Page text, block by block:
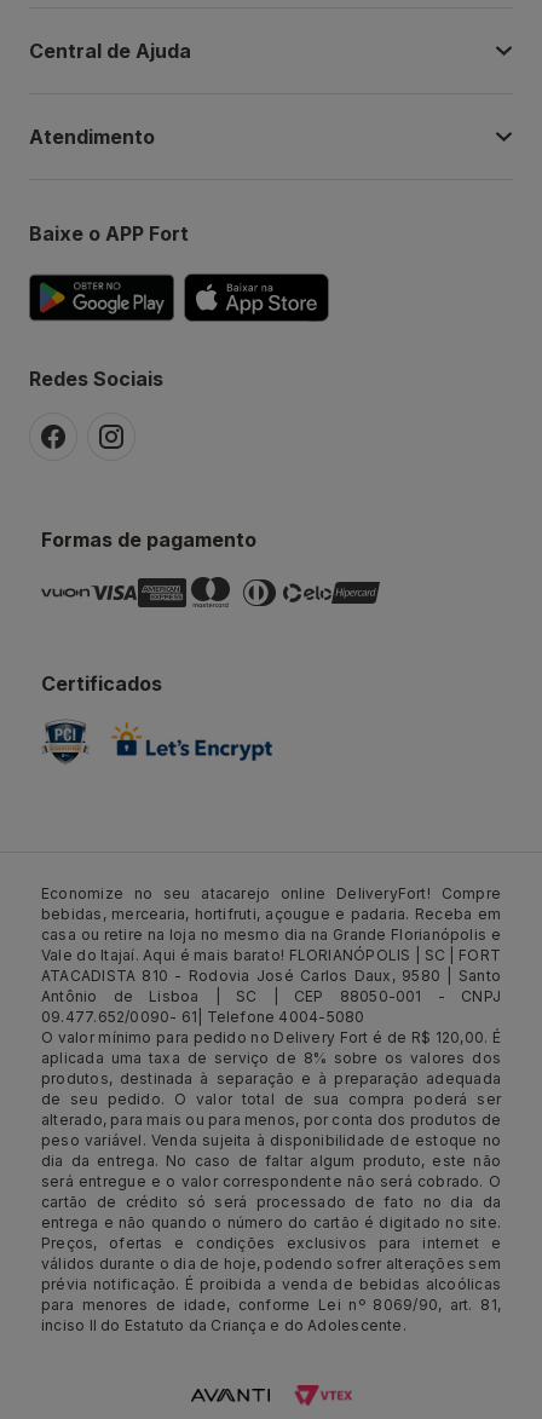
Central de Ajuda
Atendimento
Baixe o APP Fort
Redes Sociais
Formas de pagamento
Certificados
Economize no seu atacarejo online DeliveryFort! Compre
bebidas, mercearia, hortifruti, açougue e padaria. Receba em
casa ou retire na loja no mesmo dia na Grande Florianópolis e
Vale do Itajaí. Aqui é mais barato! FLORIANÓPOLIS | SC | FORT
ATACADISTA 810 - Rodovia José Carlos Daux, 9580 | Santo
Antônio de Lisboa | SC | CEP 88050-001 - CNPJ
09.477.652/0090- 61| Telefone 4004-5080
O valor mínimo para pedido no Delivery Fort é de R$ 120,00. É
aplicada uma taxa de serviço de 8% sobre os valores dos
produtos, destinada à separação e à preparação adequada
de seu pedido. O valor total de sua compra poderá ser
alterado, para mais ou para menos, por conta dos produtos de
peso variável. Venda sujeita à disponibilidade de estoque no
dia da entrega. No caso de faltar algum produto, este não
será entregue e o valor correspondente não será cobrado. O
cartão de crédito só será processado de fato no dia da
entrega e não quando o número do cartão é digitado no site.
Preços, ofertas e condições exclusivos para internet e
válidos durante o dia de hoje, podendo sofrer alterações sem
prévia notificação. É proibida a venda de bebidas alcoólicas
para menores de idade, conforme Lei nº 8069/90, art. 81,
inciso II do Estatuto da Criança e do Adolescente.